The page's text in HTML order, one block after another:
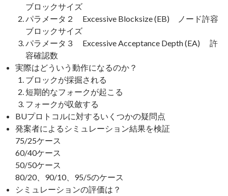
ブロックサイズ
パラメータ２ Excessive Blocksize (EB) ノード許容
ブロックサイズ
パラメータ３ Excessive Acceptance Depth (EA) 許
容確認数
実際はどういう動作になるのか？
ブロックが採掘される
短期的なフォークが起こる
フォークが収斂する
BUプロトコルに対するいくつかの疑問点
発案者によるシミュレーション結果を検証
75/25ケース
60/40ケース
50/50ケース
80/20、90/10、95/5のケース
シミュレーションの評価は？